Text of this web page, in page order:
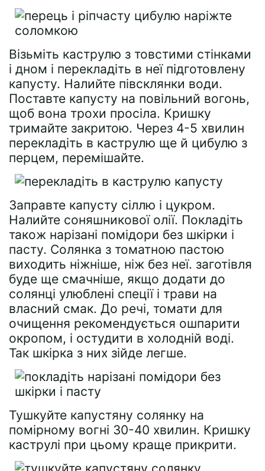
Візьміть каструлю з товстими стінками
і дном і перекладіть в неї підготовлену
капусту. Налийте півсклянки води.
Поставте капусту на повільний вогонь,
щоб вона трохи просіла. Кришку
тримайте закритою. Через 4-5 хвилин
перекладіть в каструлю ще й цибулю з
перцем, перемішайте.
Заправте капусту сіллю і цукром.
Налийте соняшникової олії. Покладіть
також нарізані помідори без шкірки і
пасту. Солянка з томатною пастою
виходить ніжніше, ніж без неї. заготівля
буде ще смачніше, якщо додати до
солянці улюблені спеції і трави на
власний смак. До речі, томати для
очищення рекомендується ошпарити
окропом, і остудити в холодній воді.
Так шкірка з них зійде легше.
Тушкуйте капустяну солянку на
помірному вогні 30-40 хвилин. Кришку
каструлі при цьому краще прикрити.